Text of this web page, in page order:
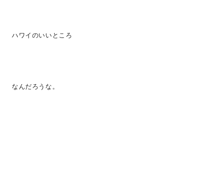
ハワイのいいところ
なんだろうな。